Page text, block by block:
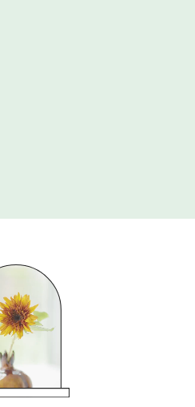
のアイテム
この店、喫茶訪問日記
プ通信
ゆるり旅
ゴコロ
れ様つまみ
間占い
ト